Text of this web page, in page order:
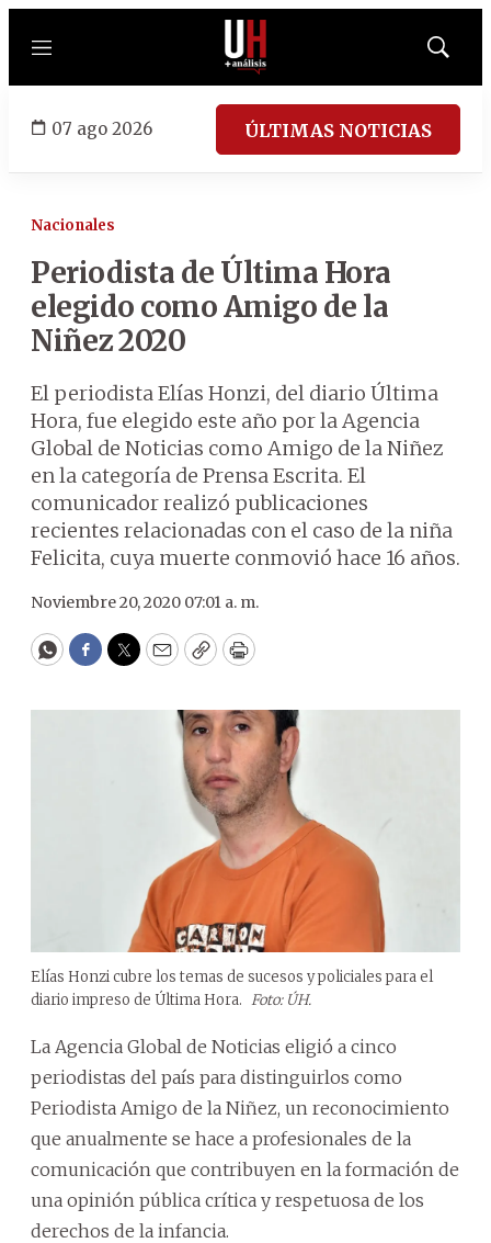
Menú
Mostrar
07 ago 2026 ÚLTIMAS NOTICIAS
Nacionales
Periodista de Última Hora
elegido como Amigo de la
Niñez 2020
El periodista Elías Honzi, del diario Última
Hora, fue elegido este año por la Agencia
Global de Noticias como Amigo de la Niñez
en la categoría de Prensa Escrita. El
comunicador realizó publicaciones
recientes relacionadas con el caso de la niña
Felicita, cuya muerte conmovió hace 16 años.
Noviembre 20, 2020 07:01 a. m.
WhatsApp
Facebook
Twitter
EmailCopyPrint
Elías Honzi cubre los temas de sucesos y policiales para el
diario impreso de Última Hora. Foto: ÚH.
La Agencia Global de Noticias eligió a cinco
periodistas del país para distinguirlos como
Periodista Amigo de la Niñez, un reconocimiento
que anualmente se hace a profesionales de la
comunicación que contribuyen en la formación de
una opinión pública crítica y respetuosa de los
derechos de la infancia.